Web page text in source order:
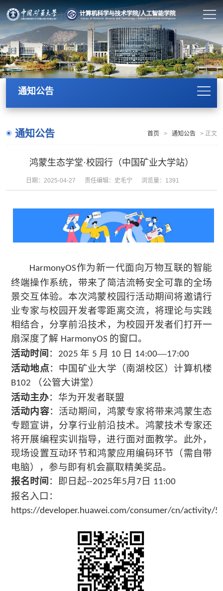
通知公告
通知公告 首页 > 通知公告 >正文
鸿蒙生态学堂·校园行（中国矿业大学站）
日期：2025-04-27 责任编辑：史毛宁 浏览量： 1391
HarmonyOS作为新一代面向万物互联的智能
终端操作系统， 带来了简洁流畅安全可靠的全场
景交互体验。 本次鸿蒙校园行活动期间将邀请行
业专家与校园开发者零距离交流 ， 将理论与实践
相结合 ， 分享前沿技术 ， 为校园开发者们打开一
扇深度了解 HarmonyOS 的窗口。
活动时间 ： 2025 年 5 月 10 日 14:00—17:00
活动地点：中国矿业大学（南湖校区）计算机楼
B102 （公管大讲堂）
活动主办：华为开发者联盟
活动内容： 活动期间，鸿蒙专家将带来鸿蒙生态
专题宣讲，分享行业前沿技术。 鸿蒙技术专家还
将开展编程实训指导，进行面对面教学。此外，
现场设置互动环节和鸿蒙应用编码环节（需自带
电脑）
，参与即有机会赢取精美奖品。
报名时间 ：即日起--2025年5月 7 日 11:00
报名入口：
https://developer.huawei.com/consumer/cn/activity/